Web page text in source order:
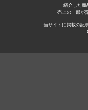
紹介した商
売上の一部が
当サイトに掲載の記